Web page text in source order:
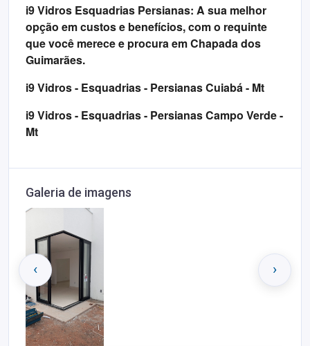
i9 Vidros Esquadrias Persianas: A sua melhor
opção em custos e benefícios, com o requinte
que você merece e procura em Chapada dos
Guimarães.
i9 Vidros - Esquadrias - Persianas Cuiabá - Mt
i9 Vidros - Esquadrias - Persianas Campo Verde -
Mt
Galeria de imagens
‹ ›